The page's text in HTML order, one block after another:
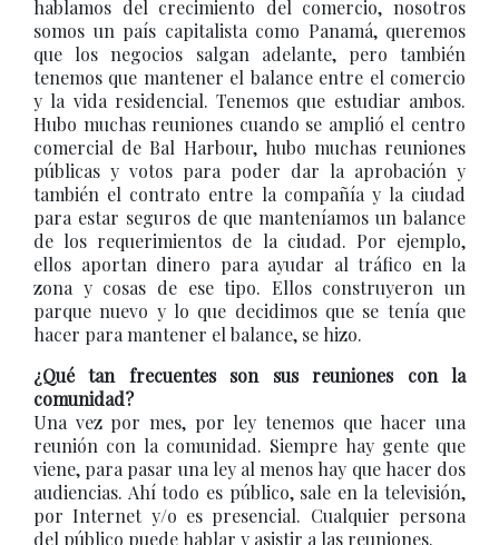
hablamos del crecimiento del comercio, nosotros
somos un país capitalista como Panamá, queremos
que los negocios salgan adelante, pero también
tenemos que mantener el balance entre el comercio
y la vida residencial. Tenemos que estudiar ambos.
Hubo muchas reuniones cuando se amplió el centro
comercial de Bal Harbour, hubo muchas reuniones
públicas y votos para poder dar la aprobación y
también el contrato entre la compañía y la ciudad
para estar seguros de que manteníamos un balance
de los requerimientos de la ciudad. Por ejemplo,
ellos aportan dinero para ayudar al tráfico en la
zona y cosas de ese tipo. Ellos construyeron un
parque nuevo y lo que decidimos que se tenía que
hacer para mantener el balance, se hizo.
¿Qué tan frecuentes son sus reuniones con la
comunidad?
Una vez por mes, por ley tenemos que hacer una
reunión con la comunidad. Siempre hay gente que
viene, para pasar una ley al menos hay que hacer dos
audiencias. Ahí todo es público, sale en la televisión,
por Internet y/o es presencial. Cualquier persona
del público puede hablar y asistir a las reuniones.